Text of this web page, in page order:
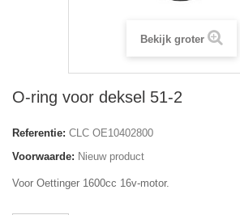
Bekijk groter
O-ring voor deksel 51-2
Referentie: CLC OE10402800
Voorwaarde: Nieuw product
Voor Oettinger 1600cc 16v-motor.